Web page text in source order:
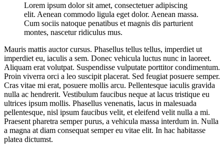
Lorem ipsum dolor sit amet, consectetuer adipiscing
elit. Aenean commodo ligula eget dolor. Aenean massa.
Cum sociis natoque penatibus et magnis dis parturient
montes, nascetur ridiculus mus.
Mauris mattis auctor cursus. Phasellus tellus tellus, imperdiet ut
imperdiet eu, iaculis a sem. Donec vehicula luctus nunc in laoreet.
Aliquam erat volutpat. Suspendisse vulputate porttitor condimentum.
Proin viverra orci a leo suscipit placerat. Sed feugiat posuere semper.
Cras vitae mi erat, posuere mollis arcu. Pellentesque iaculis gravida
nulla ac hendrerit. Vestibulum faucibus neque at lacus tristique eu
ultrices ipsum mollis. Phasellus venenatis, lacus in malesuada
pellentesque, nisl ipsum faucibus velit, et eleifend velit nulla a mi.
Praesent pharetra semper purus, a vehicula massa interdum in. Nulla
a magna at diam consequat semper eu vitae elit. In hac habitasse
platea dictumst.